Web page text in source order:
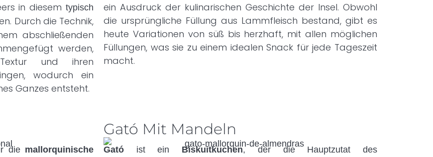
in diesem typisch
Durch die Technik,
abschließenden
werden,
und ihren
wodurch ein
Ganzes entsteht.
ein Ausdruck der kulinarischen Geschichte der Insel. Obwohl
die ursprüngliche Füllung aus Lammfleisch bestand, gibt es
heute Variationen von süß bis herzhaft, mit allen möglichen
Füllungen, was sie zu einem idealen Snack für jede Tageszeit
macht.
die mallorquinische
Gató Mit Mandeln
Gató ist ein Biskuitkuchen, der die Hauptzutat des